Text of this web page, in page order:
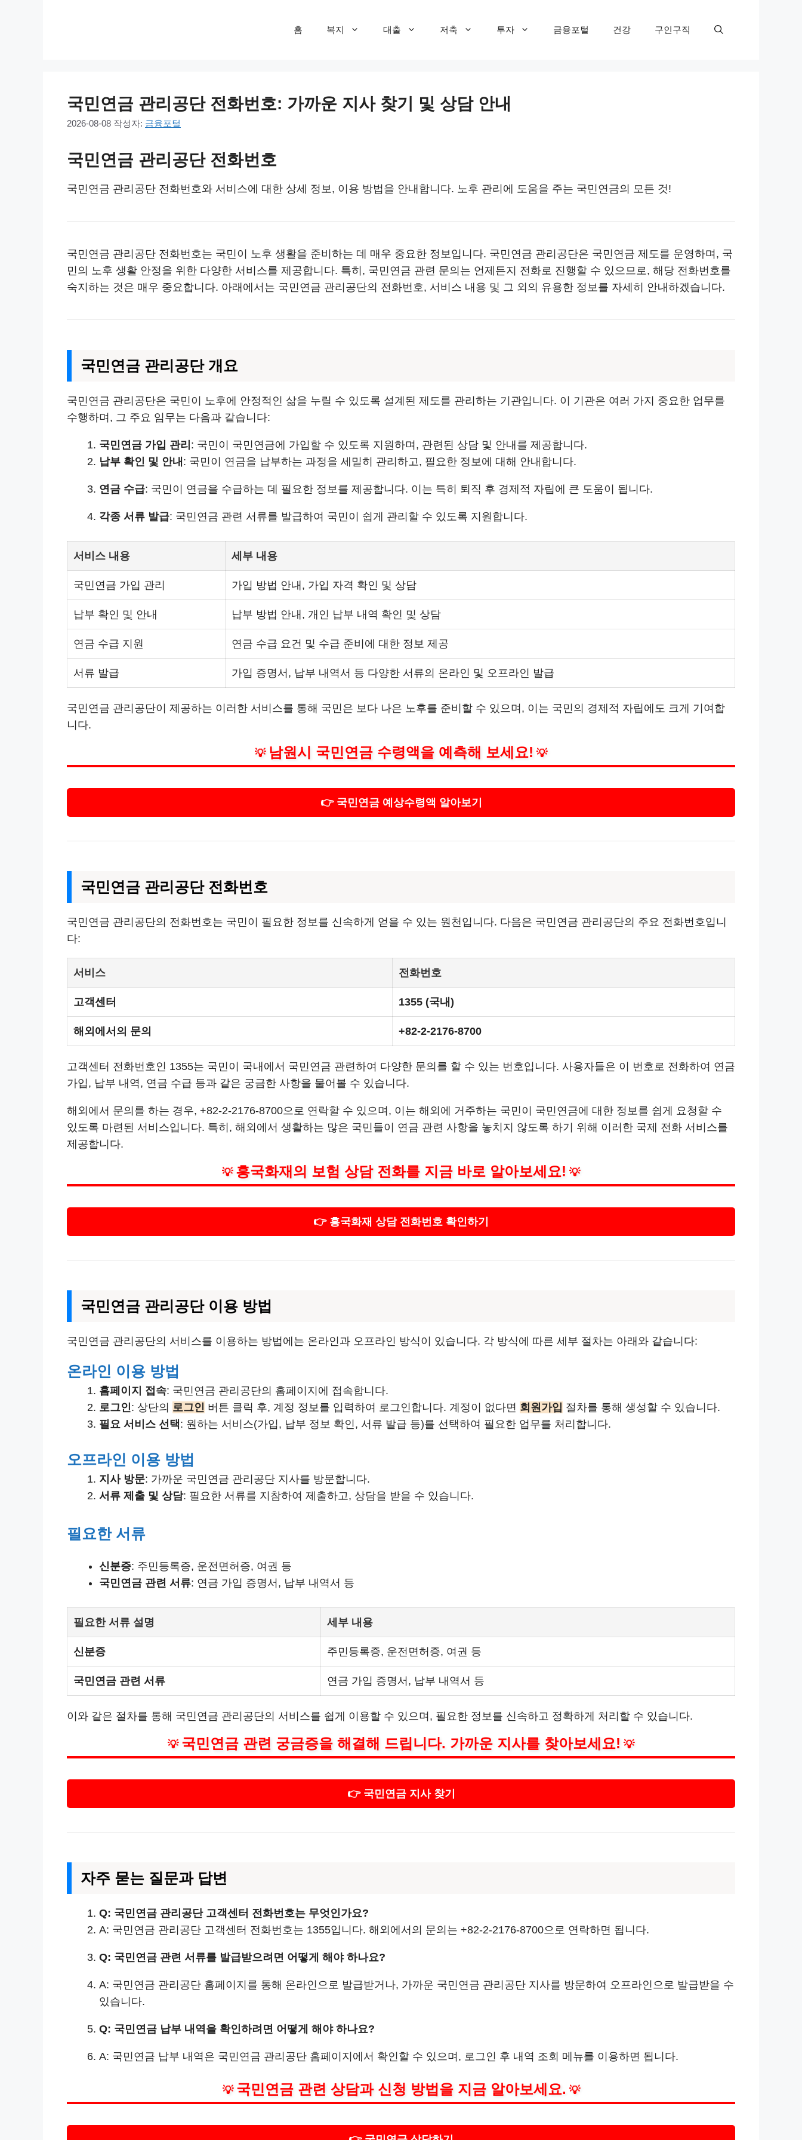
홈 복지 대출 저축 투자 금융포털 건강 구인구직
국민연금 관리공단 전화번호: 가까운 지사 찾기 및 상담 안내
2026-08-08 작성자: 금융포털
국민연금 관리공단 전화번호
국민연금 관리공단 전화번호와 서비스에 대한 상세 정보, 이용 방법을 안내합니다. 노후 관리에 도움을 주는 국민연금의 모든 것!
국민연금 관리공단 전화번호는 국민이 노후 생활을 준비하는 데 매우 중요한 정보입니다. 국민연금 관리공단은 국민연금 제도를 운영하며, 국
민의 노후 생활 안정을 위한 다양한 서비스를 제공합니다. 특히, 국민연금 관련 문의는 언제든지 전화로 진행할 수 있으므로, 해당 전화번호를
숙지하는 것은 매우 중요합니다. 아래에서는 국민연금 관리공단의 전화번호, 서비스 내용 및 그 외의 유용한 정보를 자세히 안내하겠습니다.
국민연금 관리공단 개요
국민연금 관리공단은 국민이 노후에 안정적인 삶을 누릴 수 있도록 설계된 제도를 관리하는 기관입니다. 이 기관은 여러 가지 중요한 업무를
수행하며, 그 주요 임무는 다음과 같습니다:
국민연금 가입 관리 : 국민이 국민연금에 가입할 수 있도록 지원하며, 관련된 상담 및 안내를 제공합니다.
납부 확인 및 안내 : 국민이 연금을 납부하는 과정을 세밀히 관리하고, 필요한 정보에 대해 안내합니다.
연금 수급: 국민이 연금을 수급하는 데 필요한 정보를 제공합니다. 이는 특히 퇴직 후 경제적 자립에 큰 도움이 됩니다.
각종 서류 발급: 국민연금 관련 서류를 발급하여 국민이 쉽게 관리할 수 있도록 지원합니다.
서비스 내용 세부 내용
국민연금 가입 관리 가입 방법 안내, 가입 자격 확인 및 상담
납부 확인 및 안내 납부 방법 안내, 개인 납부 내역 확인 및 상담
연금 수급 지원 연금 수급 요건 및 수급 준비에 대한 정보 제공
서류 발급 가입 증명서, 납부 내역서 등 다양한 서류의 온라인 및 오프라인 발급
국민연금 관리공단이 제공하는 이러한 서비스를 통해 국민은 보다 나은 노후를 준비할 수 있으며, 이는 국민의 경제적 자립에도 크게 기여합
니다.
💡 남원시 국민연금 수령액을 예측해 보세요! 💡
👉 국민연금 예상수령액 알아보기
국민연금 관리공단 전화번호
국민연금 관리공단의 전화번호는 국민이 필요한 정보를 신속하게 얻을 수 있는 원천입니다. 다음은 국민연금 관리공단의 주요 전화번호입니
다:
서비스 전화번호
고객센터 1355 (국내)
해외에서의 문의 +82-2-2176-8700
고객센터 전화번호인 1355는 국민이 국내에서 국민연금 관련하여 다양한 문의를 할 수 있는 번호입니다. 사용자들은 이 번호로 전화하여 연금
가입, 납부 내역, 연금 수급 등과 같은 궁금한 사항을 물어볼 수 있습니다.
해외에서 문의를 하는 경우, +82-2-2176-8700으로 연락할 수 있으며, 이는 해외에 거주하는 국민이 국민연금에 대한 정보를 쉽게 요청할 수
있도록 마련된 서비스입니다. 특히, 해외에서 생활하는 많은 국민들이 연금 관련 사항을 놓치지 않도록 하기 위해 이러한 국제 전화 서비스를
제공합니다.
💡 흥국화재의 보험 상담 전화를 지금 바로 알아보세요! 💡
👉 흥국화재 상담 전화번호 확인하기
국민연금 관리공단 이용 방법
국민연금 관리공단의 서비스를 이용하는 방법에는 온라인과 오프라인 방식이 있습니다. 각 방식에 따른 세부 절차는 아래와 같습니다:
온라인 이용 방법
홈페이지 접속: 국민연금 관리공단의 홈페이지에 접속합니다.
로그인: 상단의 로그인 버튼 클릭 후, 계정 정보를 입력하여 로그인합니다. 계정이 없다면 회원가입 절차를 통해 생성할 수 있습니다.
필요 서비스 선택: 원하는 서비스(가입, 납부 정보 확인, 서류 발급 등)를 선택하여 필요한 업무를 처리합니다.
오프라인 이용 방법
지사 방문: 가까운 국민연금 관리공단 지사를 방문합니다.
서류 제출 및 상담: 필요한 서류를 지참하여 제출하고, 상담을 받을 수 있습니다.
필요한 서류
신분증: 주민등록증, 운전면허증, 여권 등
국민연금 관련 서류: 연금 가입 증명서, 납부 내역서 등
필요한 서류 설명 세부 내용
신분증 주민등록증, 운전면허증, 여권 등
국민연금 관련 서류 연금 가입 증명서, 납부 내역서 등
이와 같은 절차를 통해 국민연금 관리공단의 서비스를 쉽게 이용할 수 있으며, 필요한 정보를 신속하고 정확하게 처리할 수 있습니다.
💡 국민연금 관련 궁금증을 해결해 드립니다. 가까운 지사를 찾아보세요! 💡
👉 국민연금 지사 찾기
자주 묻는 질문과 답변
Q: 국민연금 관리공단 고객센터 전화번호는 무엇인가요?
A: 국민연금 관리공단 고객센터 전화번호는 1355입니다. 해외에서의 문의는 +82-2-2176-8700으로 연락하면 됩니다.
Q: 국민연금 관련 서류를 발급받으려면 어떻게 해야 하나요?
A: 국민연금 관리공단 홈페이지를 통해 온라인으로 발급받거나, 가까운 국민연금 관리공단 지사를 방문하여 오프라인으로 발급받을 수
있습니다.
Q: 국민연금 납부 내역을 확인하려면 어떻게 해야 하나요?
A: 국민연금 납부 내역은 국민연금 관리공단 홈페이지에서 확인할 수 있으며, 로그인 후 내역 조회 메뉴를 이용하면 됩니다.
💡 국민연금 관련 상담과 신청 방법을 지금 알아보세요. 💡